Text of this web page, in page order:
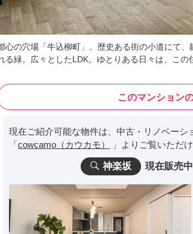
心の穴場「牛込柳町」。歴史ある街の小道にて
る緑。広々としたLDK。ゆとりある日々は、この
このマンション
現在ご紹介可能な物件は、中古・リノベーシ
「cowcamo（カウカモ） 」よりご覧いただけ
神楽坂 現在販売